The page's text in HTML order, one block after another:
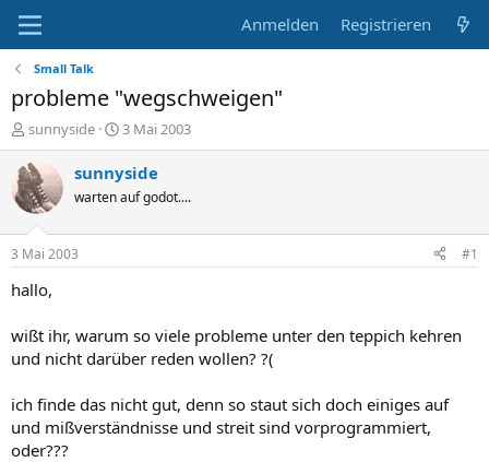
Anmelden Registrieren
Small Talk
probleme "wegschweigen"
E
r
s
t
e
l
e
r
sunnyside
E
r
s
e
t
3 Mai 2003
sunnyside
warten auf godot....
3 Mai 2003 #1
hallo,
wißt ihr, warum so viele probleme unter den teppich kehren
und nicht darüber reden wollen? ?(
ich finde das nicht gut, denn so staut sich doch einiges auf
und mißverständnisse und streit sind vorprogrammiert,
oder???